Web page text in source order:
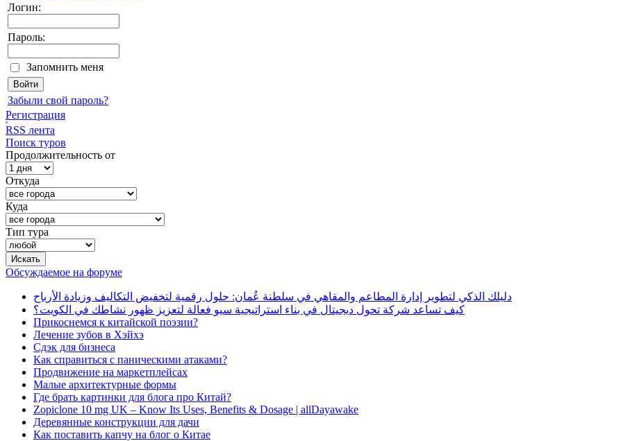
Логин:
Пароль:
Запомнить меня
Забыли свой пароль?
Регистрация
RSS лента
Поиск туров
Продолжительность от
Откуда
Куда
Тип тура
Обсуждаемое на форуме
دليلك الذكي لتطوير إدارة المطاعم والمقاهي في سلطنة عُمان: حلول رقمية لتخفيض التكاليف وزيادة الأرباح
كيف تساعد شركة تحول ديجيتال في بناء استراتيجية سيو فعالة لتعزيز ظهور نشاطك في الكويت؟
Прикоснемся к китайской поэзии?
Лечение зубов в Хэйхэ
Сдэк для бизнеса
Как справиться с паническими атаками?
Продвижение на маркетплейсах
Малые архитектурные формы
Где брать картинки для блога про Китай?
Zopiclone 10 mg UK – Know Its Uses, Benefits & Dosage | allDayawake
Деревянные конструкции для дачи
Как поставить капчу на блог о Китае